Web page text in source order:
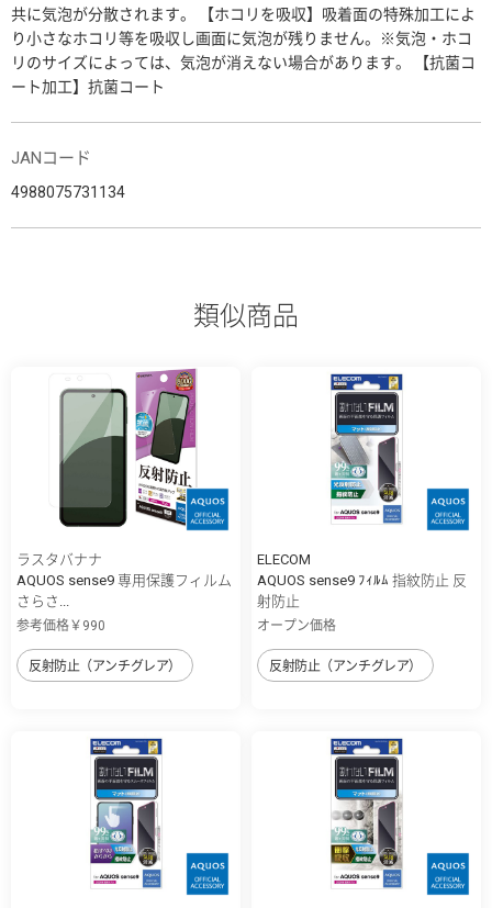
共に気泡が分散されます。 【ホコリを吸収】吸着面の特殊加工によ
り小さなホコリ等を吸収し画面に気泡が残りません。※気泡・ホコ
リのサイズによっては、気泡が消えない場合があります。 【抗菌コ
ート加工】抗菌コート
JANコード
4988075731134
類似商品
ラスタバナナ
AQUOS sense9 専用保護フィルム
さらさ...
参考価格￥990
反射防止（アンチグレア）
ELECOM
AQUOS sense9 ﾌｨﾙﾑ 指紋防止 反
射防止
オープン価格
反射防止（アンチグレア）